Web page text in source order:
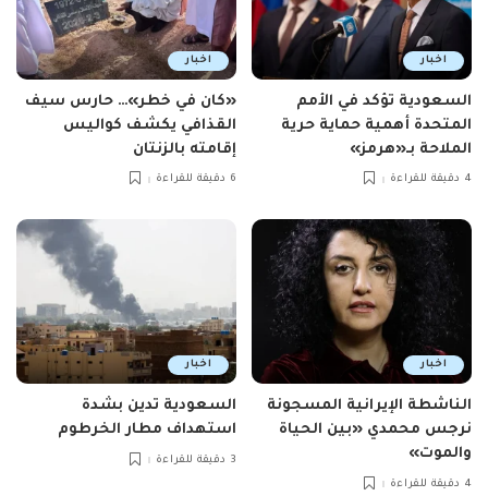
اخبار
السعودية تؤكد في الأمم
المتحدة أهمية حماية حرية
الملاحة بـ«هرمز»
4 دقيقة للقراءة
اخبار
«كان في خطر»… حارس سيف
القذافي يكشف كواليس
إقامته بالزنتان
6 دقيقة للقراءة
اخبار
الناشطة الإيرانية المسجونة
نرجس محمدي «بين الحياة
والموت»
4 دقيقة للقراءة
اخبار
السعودية تدين بشدة
استهداف مطار الخرطوم
3 دقيقة للقراءة